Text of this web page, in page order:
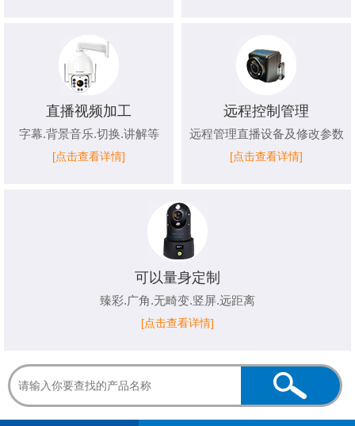
直播视频加工
字幕.背景音乐.切换.讲解等
[点击查看详情]
远程控制管理
远程管理直播设备及修改参数
[点击查看详情]
可以量身定制
臻彩.广角.无畸变.竖屏.远距离
[点击查看详情]